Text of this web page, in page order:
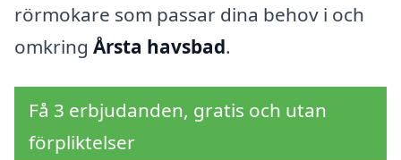
rörmokare som passar dina behov i och
omkring Årsta havsbad.
Få 3 erbjudanden, gratis och utan
förpliktelser